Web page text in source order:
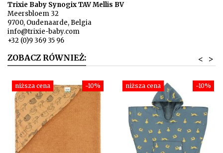
Trixie Baby Synogix TAV Mellis BV
Meersbloem 32
9700, Oudenaarde, Belgia
info@trixie-baby.com
+32 (0)9 369 35 96
ZOBACZ RÓWNIEŻ: >
<
-10%
niższa cena -10%
niższa cena